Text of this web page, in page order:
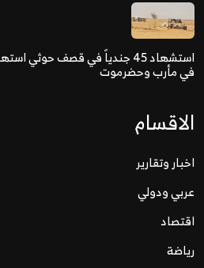
استشهاد 45 جندياً في قصف
في مأرب وحضرموت
الاقسام
اخبار وتقارير
عربي ودولي
اقتصاد
رياضة